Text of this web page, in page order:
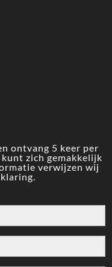
ontvang 5 keer per
zich gemakkelijk
verwijzen wij